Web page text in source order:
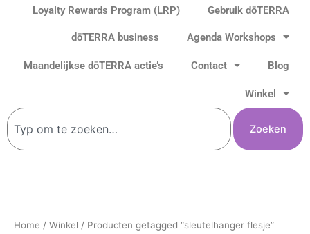
Loyalty Rewards Program (LRP)
Gebruik dōTERRA
dōTERRA business Agenda Workshops
Maandelijkse dōTERRA actie’s Contact Blog
Winkel
Zoeken
Zoeken
Home / Winkel / Producten getagged “sleutelhanger flesje”